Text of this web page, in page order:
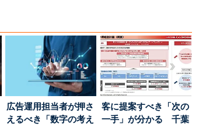
広告運用担当者が押さ
えるべき「数字の考え
客に提案すべき「次の
一手」が分かる 千葉